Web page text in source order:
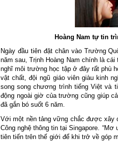
Hoàng Nam tự tin
Ngày đầu tiên đặt chân vào Trường
năm sau, Trịnh Hoàng Nam chính là
nghĩ môi trường học tập ở đây rất phù
vật chất, đội ngũ giáo viên giàu kinh
song song chương trình tiếng Việt và
động ngoài giờ của trường cũng giúp
đã gắn bó suốt 6 năm.
Với một nền tảng vững chắc được xây
Công nghệ thông tin tại Singapore.
tiên tiến trên thế giới để khi trở về góp